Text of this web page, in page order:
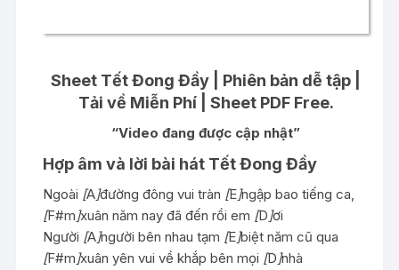
Sheet Tết Đong Đầy | Phiên bản dễ tập |
Tải về Miễn Phí | Sheet PDF Free.
“Video đang được cập nhật”
Hợp âm và lời bài hát Tết Đong Đầy
Ngoài [A]đường đông vui tràn [E]ngập bao tiếng ca,
[F#m]xuân năm nay đã đến rồi em [D]ơi
Người [A]người bên nhau tạm [E]biệt năm cũ qua
[F#m]xuân yên vui về khắp bên mọi [D]nhà